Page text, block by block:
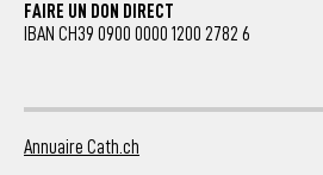
FAIRE UN DON DIRECT
IBAN CH39 0900 0000 1200 2782 6
Annuaire Cath.ch